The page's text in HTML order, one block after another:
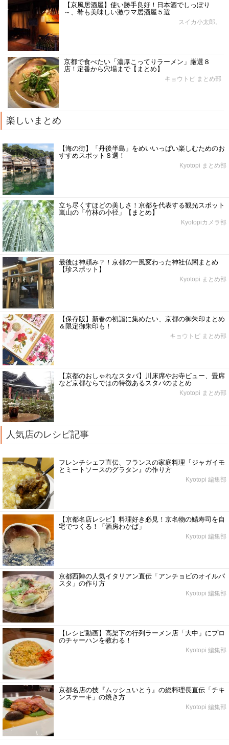
【京風居酒屋】使い勝手良好！日本酒でしっぽり
～、肴も美味しい激ウマ居酒屋５選
スイカ小太郎。
京都で食べたい「濃厚こってりラーメン」厳選８
店！定番から穴場まで【まとめ】
キョウトピ まとめ部
楽しいまとめ
【海の街】「丹後半島」をめいいっぱい楽しむためのお
すすめスポット８選！
Kyotopi まとめ部
立ち尽くすほどの美しさ！京都を代表する観光スポット
嵐山の「竹林の小径」【まとめ】
Kyotopiカメラ部
最後は神頼み？！京都の一風変わった神社仏閣まとめ
【珍スポット】
Kyotopi まとめ部
【保存版】新春の初詣に集めたい、京都の御朱印まとめ
＆限定御朱印も！
キョウトピ まとめ部
【京都のおしゃれなスタバ】川床席やお寺ビュー、畳席
など京都ならではの特徴あるスタバのまとめ
Kyotopi まとめ部
人気店のレシピ記事
フレンチシェフ直伝、フランスの家庭料理『ジャガイモ
とミートソースのグラタン』の作り方
Kyotopi 編集部
【京都名店レシピ】料理好き必見！京名物の鯖寿司を自
宅でつくる！「酒房わかば」
Kyotopi 編集部
京都西陣の人気イタリアン直伝「アンチョビのオイルパ
スタ」の作り方
Kyotopi 編集部
【レシピ動画】高架下の行列ラーメン店「大中」にプロ
のチャーハンを教わる！
Kyotopi 編集部
京都名店の技『ムッシュいとう』の総料理長直伝「チキ
ンステーキ」の焼き方
Kyotopi 編集部